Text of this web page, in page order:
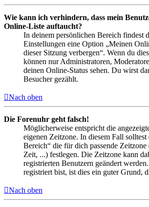
Wie kann ich verhindern, dass mein
Online-Liste auftaucht?
In deinem persönlichen Bereich findest
Einstellungen eine Option „Meinen
dieser Sitzung verbergen“. Wenn du
können nur Administratoren,
deinen Online-Status sehen. Du wirst
Besucher gezählt.
Nach oben
Die Forenuhr geht falsch!
Möglicherweise entspricht die
eigenen Zeitzone. In diesem Fall
Bereich“ die für dich passende
Zeit, ...) festlegen. Die Zeitzone kann
registrierten Benutzern geändert
registriert bist, ist dies ein guter Grund,
Nach oben